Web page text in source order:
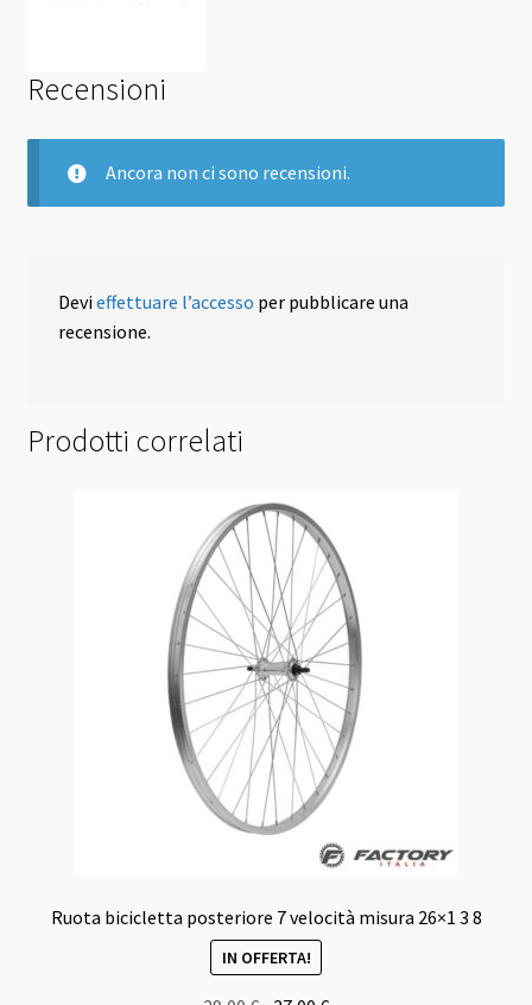
Recensioni
Ancora non ci sono recensioni.
Devieffettuare l’accesso per pubblicare una
recensione.
Prodotti correlati
Ruota bicicletta posteriore 7 velocità misura 26×1 3 8
IN OFFERTA!